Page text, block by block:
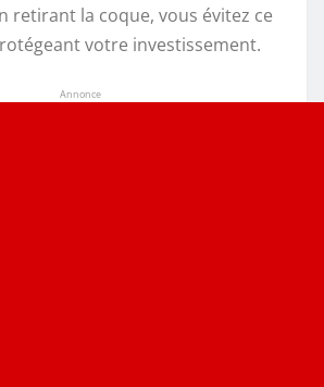
retirant la coque, vous évitez ce
votre investissement.
Annonce